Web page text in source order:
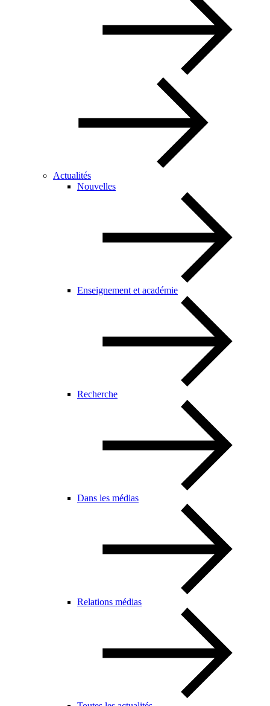
Actualités
Nouvelles
Enseignement et académie
Recherche
Dans les médias
Relations médias